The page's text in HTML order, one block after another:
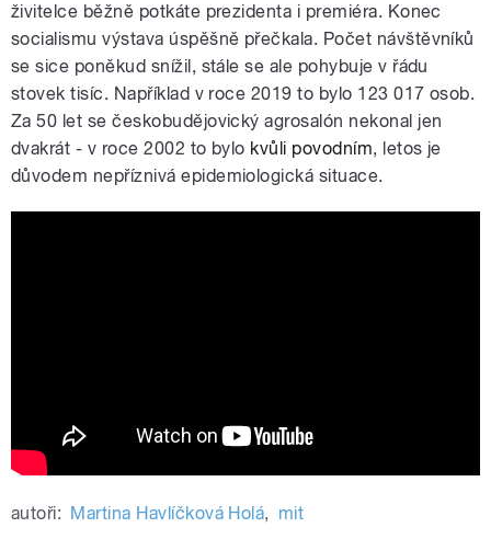
živitelce běžně potkáte prezidenta i premiéra. Konec
socialismu výstava úspěšně přečkala. Počet návštěvníků
se sice poněkud snížil, stále se ale pohybuje v řádu
stovek tisíc. Například v roce 2019 to bylo 123 017 osob.
Za 50 let se českobudějovický agrosalón nekonal jen
dvakrát - v roce 2002 to bylo kvůli povodním, letos je
důvodem nepříznivá epidemiologická situace.
autoři: Martina Havlíčková Holá, mit